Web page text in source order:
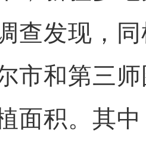
查发现，
市和第三
面积。其